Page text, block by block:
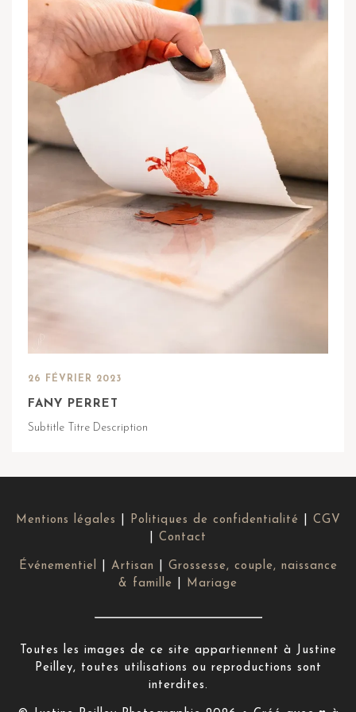
26 FÉVRIER 2023
FANY PERRET
Subtitle Titre Description
Mentions légales Politiques de confidentialité
CGV
Contact
Événementiel Artisan
Grossesse, couple, naissance
& famille
Mariage
Toutes les images de ce site appartiennent à Justine
Peilley, toutes utilisations ou reproductions sont
interdites.